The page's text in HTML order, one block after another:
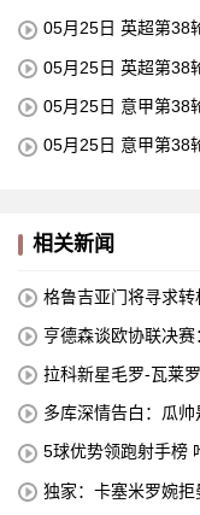
05月25日 英超第38
05月25日 英超第38
05月25日 意甲第38
05月25日 意甲第38
相关新闻
格鲁吉亚门将寻求
亨德森谈欧协联决赛
拉科新星毛罗-瓦莱
多库深情告白：瓜
5球优势领跑射手榜
独家：卡塞米罗婉